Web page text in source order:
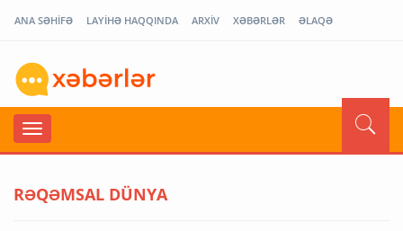
ANA SƏHİFƏ LAYİHƏ HAQQINDA ARXİV XƏBƏRLƏR ƏLAQƏ
RƏQƏMSAL DÜNYA